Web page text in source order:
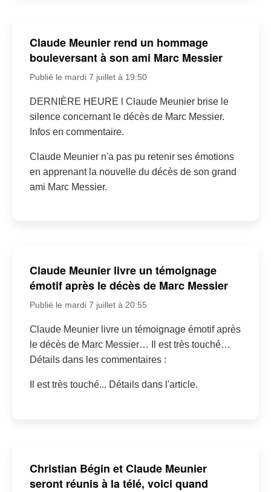
Claude Meunier rend un hommage
bouleversant à son ami Marc Messier
Publié le mardi 7 juillet à 19:50
DERNIÈRE HEURE l Claude Meunier brise le
silence concernant le décès de Marc Messier.
Infos en commentaire.
Claude Meunier n'a pas pu retenir ses émotions
en apprenant la nouvelle du décès de son grand
ami Marc Messier.
Claude Meunier livre un témoignage
émotif après le décès de Marc Messier
Publié le mardi 7 juillet à 20:55
Claude Meunier livre un témoignage émotif après
le décès de Marc Messier… Il est très touché…
Détails dans les commentaires :
Il est très touché... Détails dans l'article.
Christian Bégin et Claude Meunier
seront réunis à la télé, voici quand